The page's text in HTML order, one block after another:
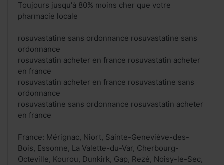
Toujours jusqu'à 80% moins cher que votre
pharmacie locale
rosuvastatine sans ordonnance rosuvastatine sans
ordonnance
rosuvastatin acheter en france rosuvastatin acheter
en france
rosuvastatin acheter en france rosuvastatine sans
ordonnance
rosuvastatine sans ordonnance rosuvastatin acheter
en france
France: Mérignac, Niort, Sainte-Geneviève-des-
Bois, Essonne, La Valette-du-Var, Cherbourg-
Octeville, Kourou, Dunkirk, Gap, Rezé, Noisy-le-Sec,